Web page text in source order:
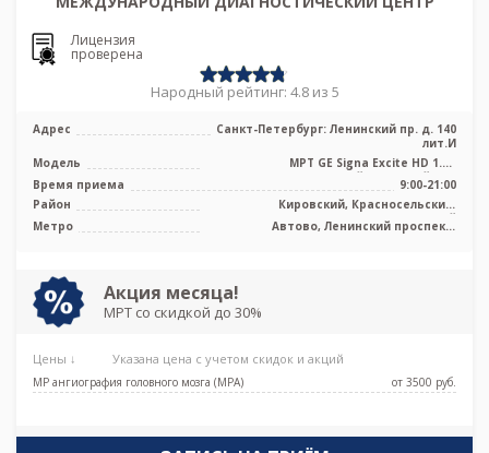
Лицензия
проверена
Народный рейтинг: 4.8 из 5
Адрес
Санкт-Петербург: Ленинский пр. д. 140
лит.И
Модель
МРТ GE Signa Excite HD 1.5T
высокопольный закрытый тип
Время приема
9:00-21:00
Район
Кировский, Красносельский,
Московский
Метро
Автово, Ленинский проспект,
Акция месяца!
МРТ со скидкой до 30%
Цены ↓ Указана цена с учетом скидок и акций
МР ангиография головного мозга (МРА) от 3500 pуб.